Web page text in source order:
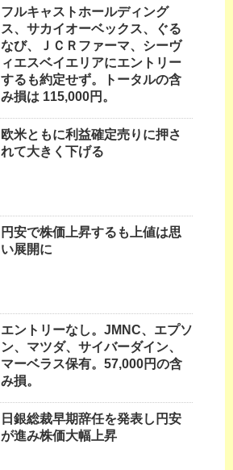
フルキャストホールディング
ス、サカイオーベックス、ぐる
なび、ＪＣＲファーマ、シーヴ
ィエスベイエリアにエントリー
するも約定せず。トータルの含
み損は 115,000円。
欧米ともに利益確定売りに押さ
れて大きく下げる
円安で株価上昇するも上値は思
い展開に
エントリーなし。JMNC、エプソ
ン、マツダ、サイバーダイン、
マーベラス保有。57,000円の含
み損。
日銀総裁早期辞任を発表し円安
が進み株価大幅上昇